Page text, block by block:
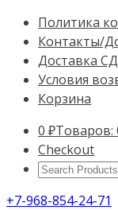
Политика
Контакты/
Доставка
Условия
Корзина
0 ₽Товаров:
Checkout
Search
+7-968-854-24-71